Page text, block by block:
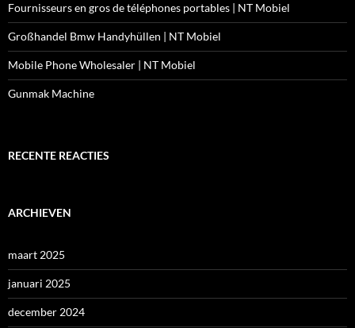
Fournisseurs en gros de téléphones portables | NT Mobiel
Großhandel Bmw Handyhüllen | NT Mobiel
Mobile Phone Wholesaler | NT Mobiel
Gunmak Machine
RECENTE REACTIES
ARCHIEVEN
maart 2025
januari 2025
december 2024